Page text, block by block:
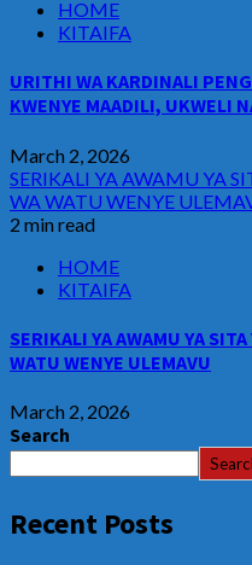
HOME
KITAIFA
URITHI WA KARDINALI
KWENYE MAADILI, UKWELI
March 2, 2026
SERIKALI YA AWAMU YA
WA WATU WENYE
2 min read
HOME
KITAIFA
SERIKALI YA AWAMU YA
WATU WENYE ULEMAVU
March 2, 2026
Search
Recent Posts